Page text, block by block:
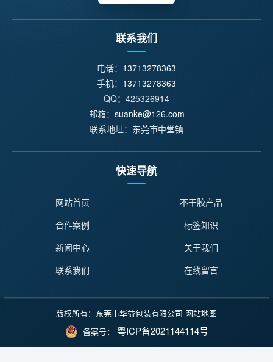
联系我们
电话： 13713278363
手机： 13713278363
QQ：425326914
邮箱： suanke@126.com
联系地址：东莞市中堂镇
快速导航
网站首页
不干胶产品
合作案例
标签知识
新闻中心
关于我们
联系我们
在线留言
版权所有：东莞市华益包装有限公司 网站地图
备案号： 粤ICP备2021144114号